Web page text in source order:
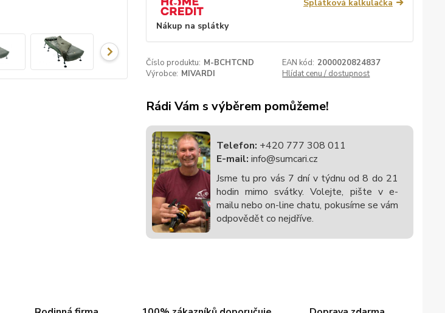
Splátková kalkulačka
Nákup na splátky
Číslo produktu: M-BCHTCND EAN kód: 2000020824837
Výrobce: MIVARDI Hlídat cenu / dostupnost
Rádi Vám s výběrem pomůžeme!
Telefon: +420 777 308 011
E-mail: info@sumcari.cz
Jsme tu pro vás 7 dní v týdnu od 8 do 21
hodin mimo svátky. Volejte, pište v e-
mailu nebo on-line chatu, pokusíme se vám
odpovědět co nejdříve.